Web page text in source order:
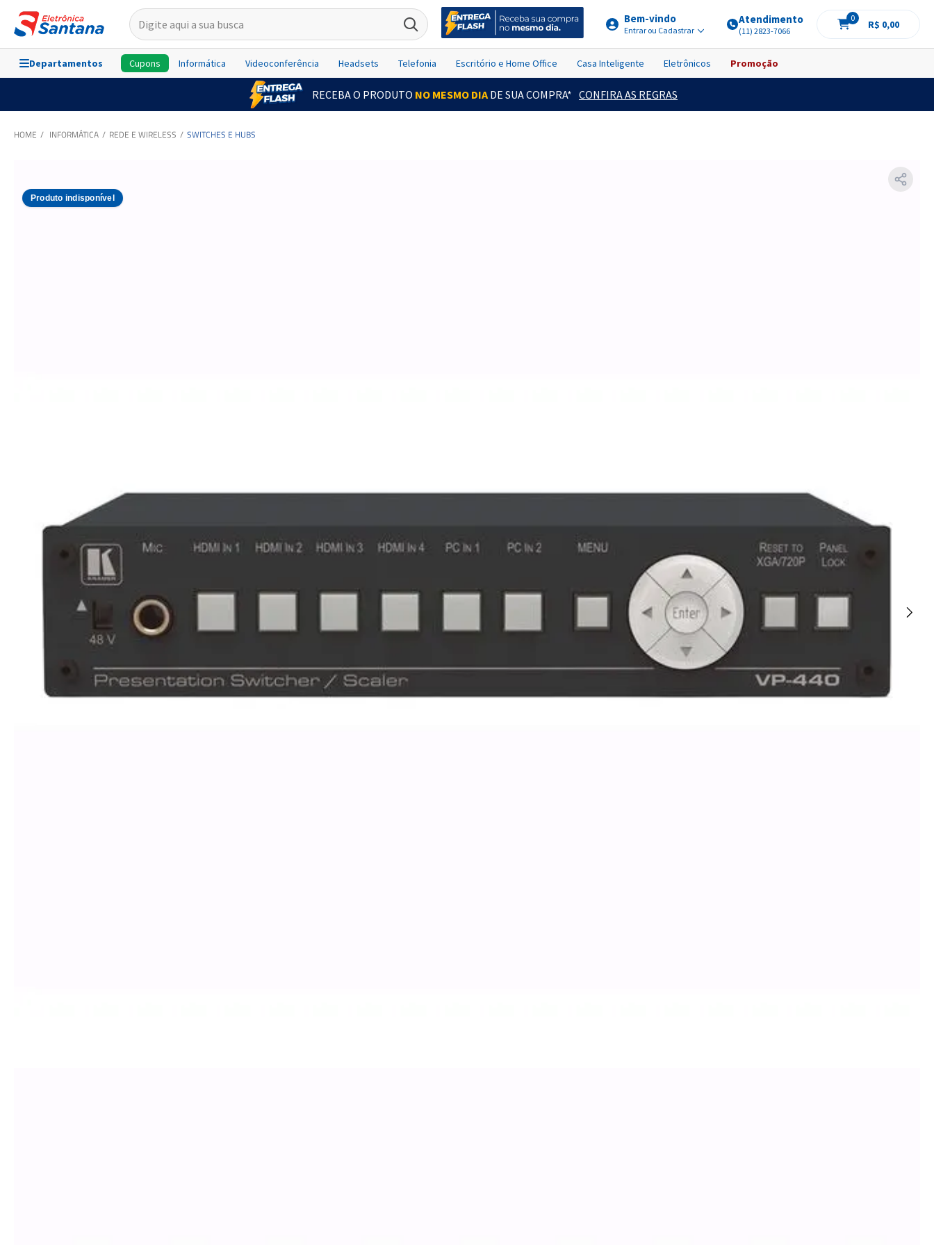
Bem-vindo
Entrar ou Cadastrar
Atendimento
(11) 2823-7066
0
R$ 0,00
Departamentos Cupons Informática Videoconferência Headsets Telefonia Escritório e Home Office Casa Inteligente Eletrônicos Promoção
RECEBA O PRODUTO NO MESMO DIADE SUA COMPRA* CONFIRA AS REGRAS
INFORMÁTICA REDE E WIRELESS SWITCHES E HUBS
Produto indisponível